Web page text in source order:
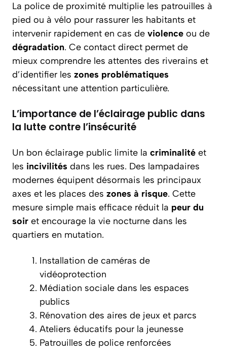
La police de proximité multiplie les patrouilles à
pied ou à vélo pour rassurer les habitants et
intervenir rapidement en cas de violence ou de
dégradation. Ce contact direct permet de
mieux comprendre les attentes des riverains et
d’identifier les zones problématiques
nécessitant une attention particulière.
L’importance de l’éclairage public dans
la lutte contre l’insécurité
Un bon éclairage public limite la criminalité et
les incivilités dans les rues. Des lampadaires
modernes équipent désormais les principaux
axes et les places des zones à risque. Cette
mesure simple mais efficace réduit la peur du
soir et encourage la vie nocturne dans les
quartiers en mutation.
Installation de caméras de
vidéoprotection
Médiation sociale dans les espaces
publics
Rénovation des aires de jeux et parcs
Ateliers éducatifs pour la jeunesse
Patrouilles de police renforcées